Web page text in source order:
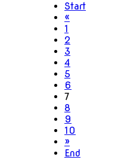
Start
«
1
2
3
4
5
6
7
8
9
10
»
End